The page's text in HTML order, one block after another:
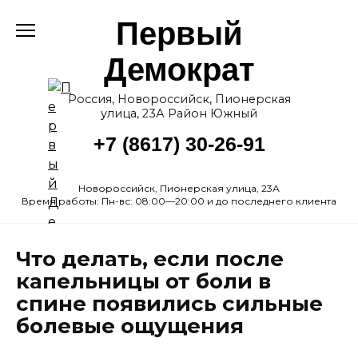
Первый
Демократ
Россия, Новороссийск, Пионерская
улица, 23А Район Южный
+7 (8617) 30-26-91
Новороссийск, Пионерская улица, 23А
Время работы: Пн-вс: 08:00—20:00 и до последнего клиента
Что делать, если после
капельницы от боли в
спине появились сильные
болевые ощущения